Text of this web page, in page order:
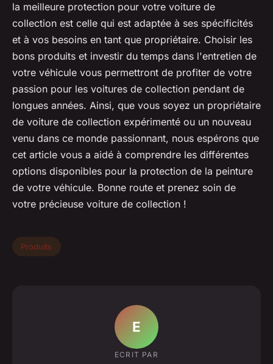
la meilleure protection pour votre voiture de
collection est celle qui est adaptée à ses spécificités
et à vos besoins en tant que propriétaire. Choisir les
bons produits et investir du temps dans l'entretien de
votre véhicule vous permettront de profiter de votre
passion pour les voitures de collection pendant de
longues années. Ainsi, que vous soyez un propriétaire
de voiture de collection expérimenté ou un nouveau
venu dans ce monde passionnant, nous espérons que
cet article vous a aidé à comprendre les différentes
options disponibles pour la protection de la peinture
de votre véhicule. Bonne route et prenez soin de
votre précieuse voiture de collection !
Produits
E
ECRIT PAR